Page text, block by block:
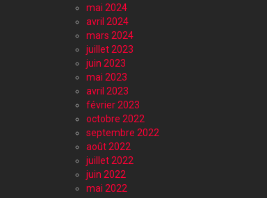
mai 2024
avril 2024
mars 2024
juillet 2023
juin 2023
mai 2023
avril 2023
février 2023
octobre 2022
septembre 2022
août 2022
juillet 2022
juin 2022
mai 2022